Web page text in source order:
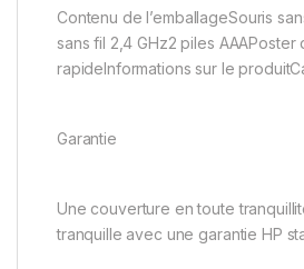
Contenu de l’emballageSouris
sans fil 2,4 GHz2 piles AAAPoster
rapideInformations sur le
Garantie
Une couverture en toute
tranquille avec une garantie HP